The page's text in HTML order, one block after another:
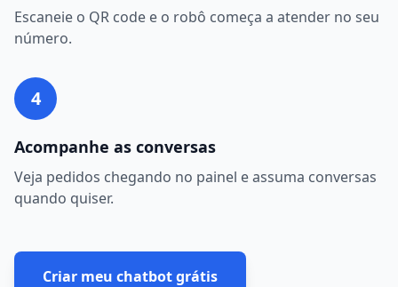
Escaneie o QR code e o robô começa a atender no seu
número.
4
Acompanhe as conversas
Veja pedidos chegando no painel e assuma conversas
quando quiser.
Criar meu chatbot grátis